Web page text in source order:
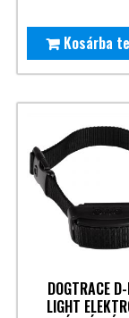
Kosárba
DOGTRACE
LIGHT